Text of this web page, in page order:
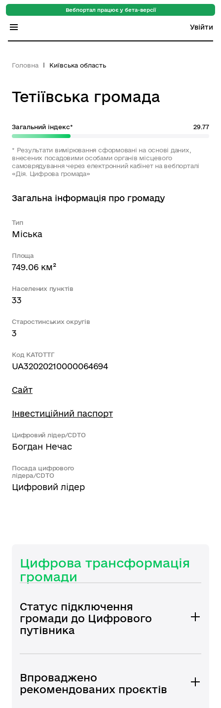
Вебпортал працює у бета-версії
Увійти
Цифровий путівник
Головна Київська область
Тетіївська громада
Загальний індекс* 29.77
* Результати вимірювання сформовані на основі даних,
внесених посадовими особами органів місцевого
самоврядування через електронний кабінет на вебпорталі
«Дія. Цифрова громада»
Загальна інформація про громаду
Тип
Міська
Площа
749.06 км²
Населених пунктів
33
Старостинських округів
3
Код КАТОТТГ
UA32020210000064694
Сайт
Інвестиційний паспорт
Цифровий лідер/CDTO
Богдан Нечас
Посада цифрового
лідера/CDTO
Цифровий лідер
Цифрова трансформація
громади
Статус підключення
громади до Цифрового
путівника
Впроваджено
рекомендованих проєктів